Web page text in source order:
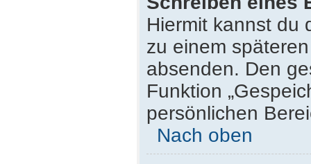
Hiermit kannst du
zu einem
absenden. Den
Funktion
persönlichen
Nach oben